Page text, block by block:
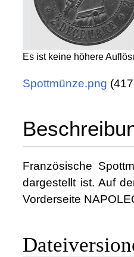
Es ist keine höhere
Spottmünze.png
Französische
dargestellt ist. Auf
Vorderseite